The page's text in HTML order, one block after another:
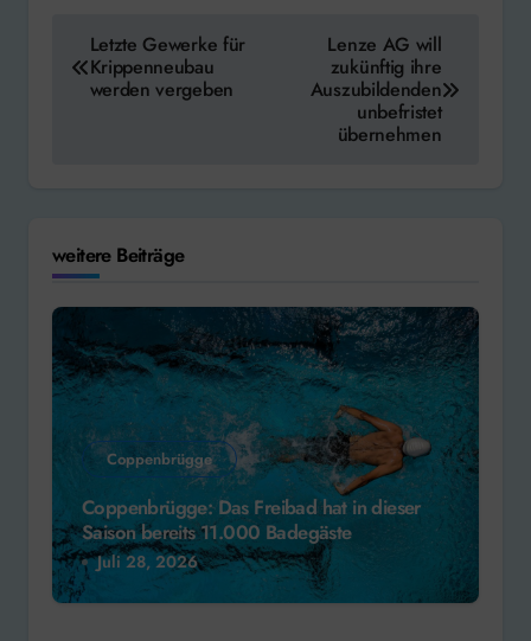
Beitragsnavigation
Letzte Gewerke für
Krippenneubau
werden vergeben
Lenze AG will
zukünftig ihre
Auszubildenden
unbefristet
übernehmen
weitere Beiträge
Coppenbrügge
Coppenbrügge: Das Freibad hat in dieser
Saison bereits 11.000 Badegäste
Juli 28, 2026